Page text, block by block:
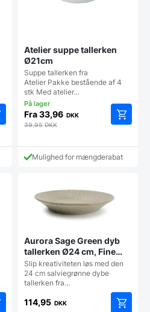
Atelier suppe tallerken
Ø21cm
Suppe tallerken fra
Atelier Pakke bestående af 4
stk Med atelier…
Fra33,96 DKK
39,95DKK
Mulighed for mængderabat
Aurora Sage Green dyb
tallerken Ø24 cm, Fine
Dining
Slip kreativiteten løs med den
24 cm salviegrønne dybe
tallerken fra…
114,95 DKK